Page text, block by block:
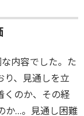
内容でした。た
り、見通しを立
くのか、その経
か…。見通し困難